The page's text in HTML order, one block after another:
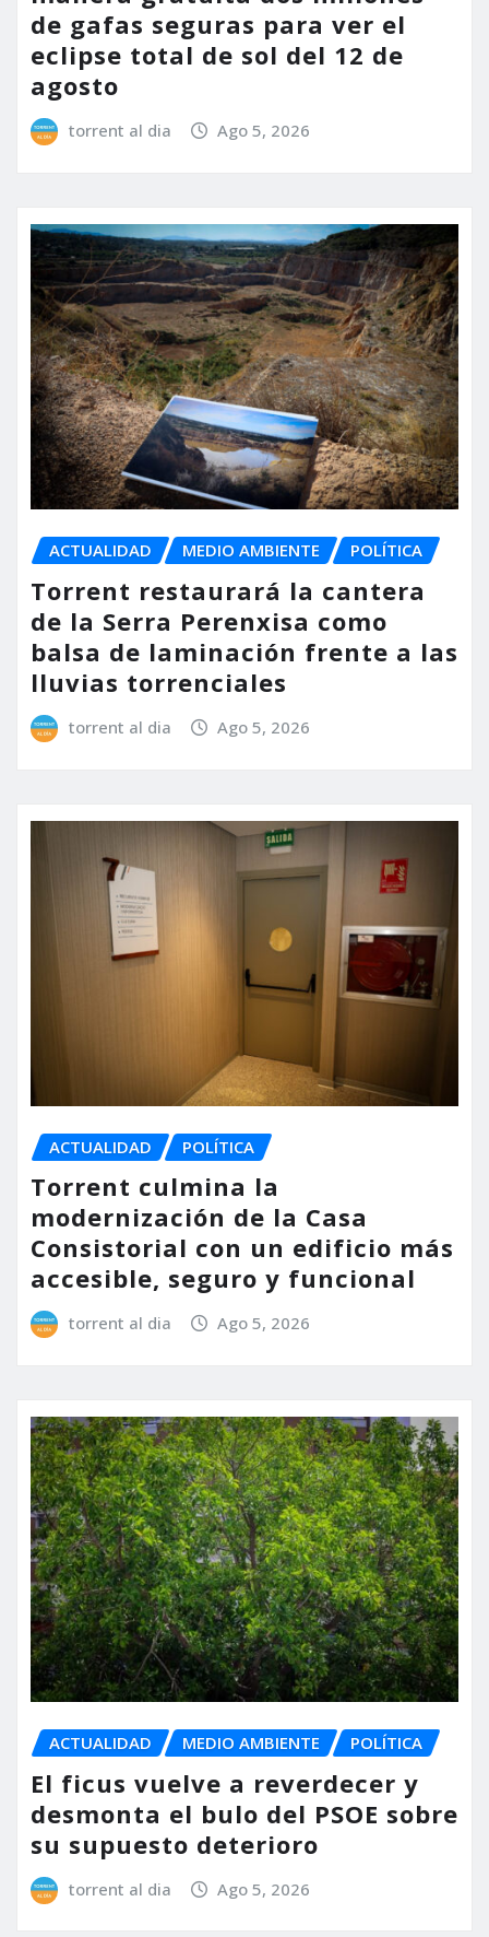
de gafas seguras para ver el
eclipse total de sol del 12 de
agosto
torrent al dia Ago 5, 2026
ACTUALIDAD MEDIO AMBIENTE POLÍTICA
Torrent restaurará la cantera
de la Serra Perenxisa como
balsa de laminación frente a las
lluvias torrenciales
torrent al dia Ago 5, 2026
ACTUALIDAD POLÍTICA
Torrent culmina la
modernización de la Casa
Consistorial con un edificio más
accesible, seguro y funcional
torrent al dia Ago 5, 2026
ACTUALIDAD MEDIO AMBIENTE POLÍTICA
El ficus vuelve a reverdecer y
desmonta el bulo del PSOE sobre
su supuesto deterioro
torrent al dia Ago 5, 2026